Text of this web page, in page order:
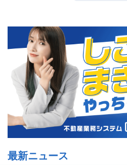
ニュース一覧 お役立ちブ
特長 サービス一
最新ニュース